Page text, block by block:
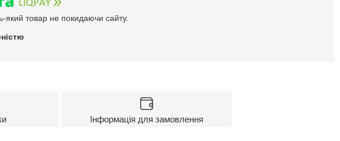
який товар не покидаючи сайту.
Інформація для замовлення